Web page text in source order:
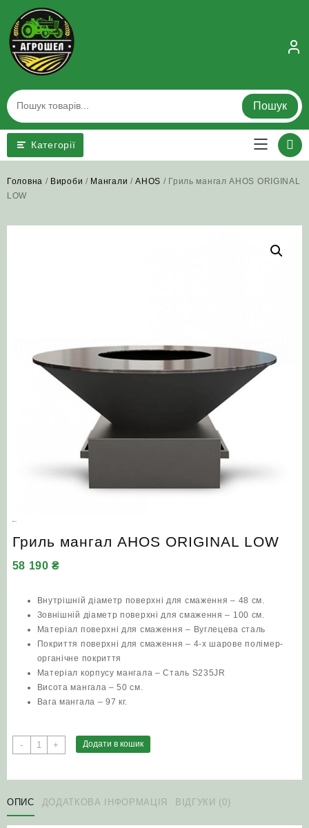
content
Пошук
Категорії
Головна / Вироби / Мангали /AHOS / Гриль мангал AHOS ORIGINAL
LOW
Гриль мангал AHOS ORIGINAL LOW
58 190₴
Внутрішній діаметр поверхні для смаження – 48 см.
Зовнішній діаметр поверхні для смаження – 100 см.
Матеріал поверхні для смаження – Вуглецева сталь
Покриття поверхні для смаження – 4-х шарове полімер-
органічне покриття
Матеріал корпусу мангала – Сталь S235JR
Висота мангала – 50 см.
Вага мангала – 97 кг.
-
Гриль
мангал
LOW
кількість
+ Додати в кошик
ОПИС ДОДАТКОВА ІНФОРМАЦІЯ ВІДГУКИ (0)